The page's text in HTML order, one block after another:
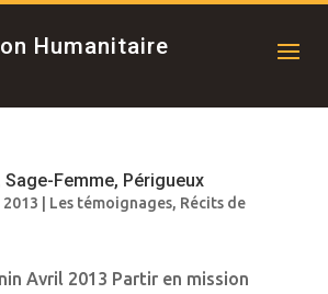
Humanitaire
Sage-Femme, Périgueux
Les témoignages, Récits de
Avril 2013 Partir en mission